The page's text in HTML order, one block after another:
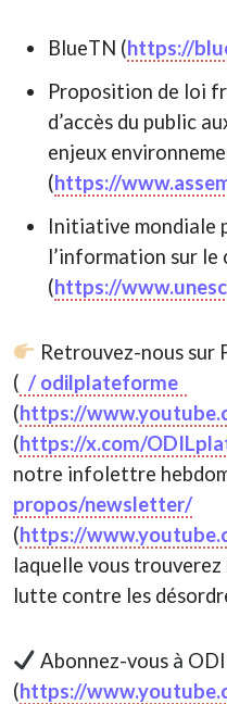
BlueTN (https://
Proposition de loi
d’accès du public
enjeux
(https://
Initiative mondiale
l’information sur le
(https://
Retrouvez-nous sur
( / odilplateforme
(https://
(https://x.com/
notre infolettre
propos/newsletter/
(https://
laquelle vous
lutte contre les
Abonnez-vous à
(https://